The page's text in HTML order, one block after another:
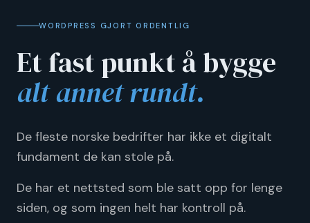
WORDPRESS GJORT ORDENTLIG
Et fast punkt å bygge
alt annet rundt.
De fleste norske bedrifter har ikke et digitalt
fundament de kan stole på.
De har et nettsted som ble satt opp for lenge
siden, og som ingen helt har kontroll på.